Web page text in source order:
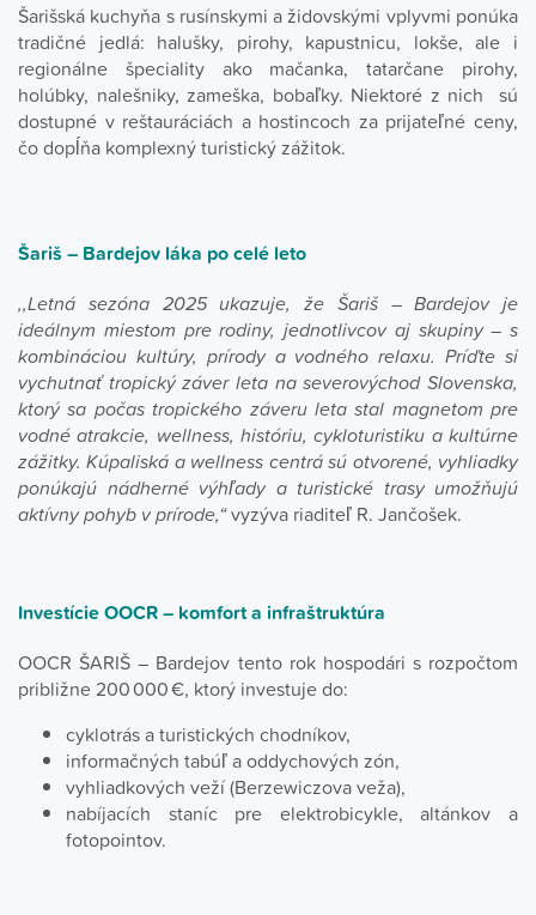
Šarišská kuchyňa s rusínskymi a židovskými vplyvmi ponúka
tradičné jedlá: halušky, pirohy, kapustnicu, lokše, ale i
regionálne špeciality ako mačanka, tatarčane pirohy,
holúbky, nalešniky, zameška, bobaľky. Niektoré z nich sú
dostupné v reštauráciách a hostincoch za prijateľné ceny,
čo dopĺňa komplexný turistický zážitok.
Šariš – Bardejov láka po celé leto
,,Letná sezóna 2025 ukazuje, že Šariš – Bardejov je
ideálnym miestom pre rodiny, jednotlivcov aj skupiny – s
kombináciou kultúry, prírody a vodného relaxu. Príďte si
vychutnať tropický záver leta na severovýchod Slovenska,
ktorý sa počas tropického záveru leta stal magnetom pre
vodné atrakcie, wellness, históriu, cykloturistiku a kultúrne
zážitky. Kúpaliská a wellness centrá sú otvorené, vyhliadky
ponúkajú nádherné výhľady a turistické trasy umožňujú
aktívny pohyb v prírode,“vyzýva riaditeľ R. Jančošek.
Investície OOCR – komfort a infraštruktúra
OOCR ŠARIŠ – Bardejov tento rok hospodári s rozpočtom
približne 200 000 €, ktorý investuje do:
cyklotrás a turistických chodníkov,
informačných tabúľ a oddychových zón,
vyhliadkových veží (Berzewiczova veža),
nabíjacích staníc pre elektrobicykle, altánkov a
fotopointov.